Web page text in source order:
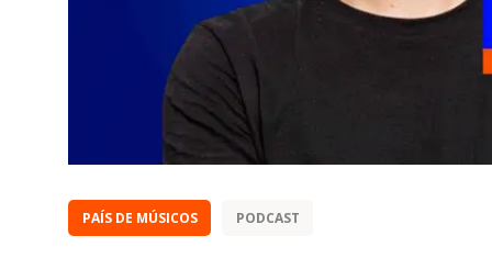
PAÍS DE MÚSICOS PODCAST